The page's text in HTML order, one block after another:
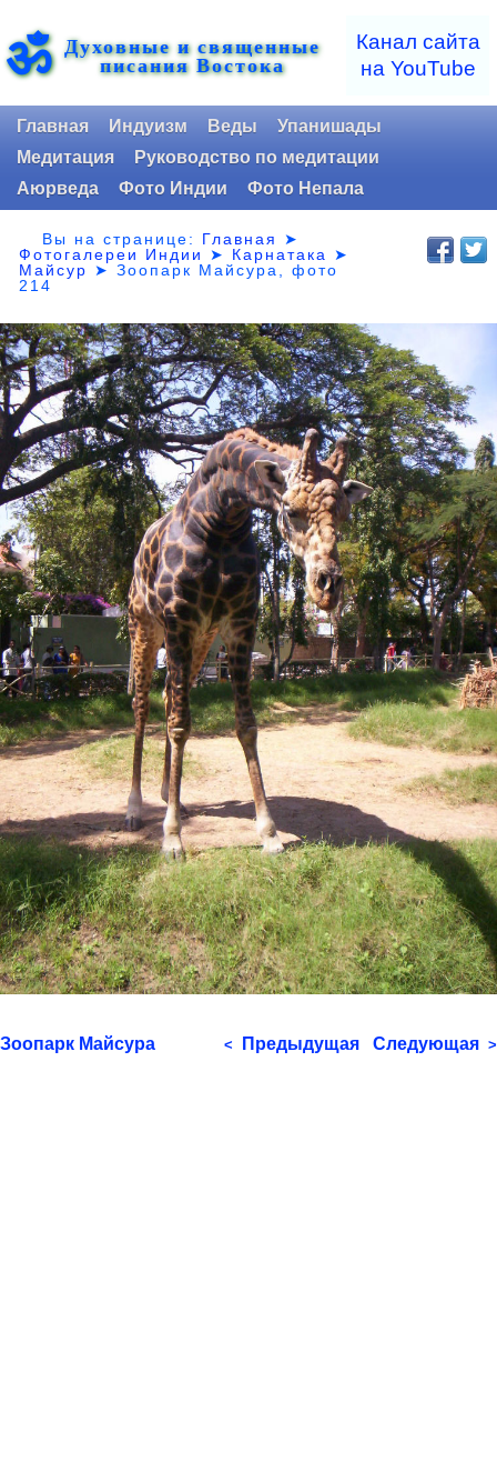
ॐ Духовные и священные
писания Востока
Канал сайта
на YouTube
Главная Индуизм Веды
Упанишады
Медитация
Руководство по медитации
Аюрведа
Фото Индии Фото Непала
Вы на странице: Главная
➤
Фотогалереи Индии
➤ Карнатака
➤
Майсур ➤Зоопарк Майсура, фото
214
Зоопарк Майсура < Предыдущая Следующая >